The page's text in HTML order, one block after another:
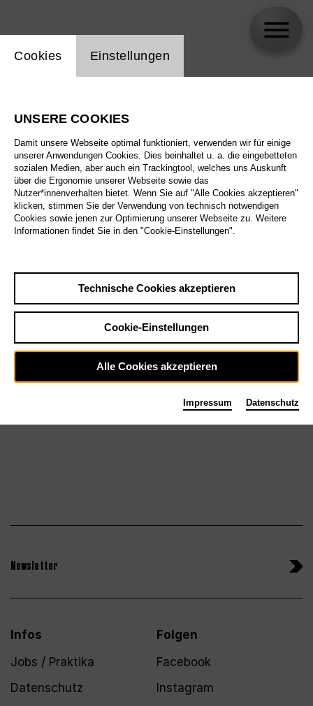
Biographie
Spielplan
Mittwoch aus Licht
Großes Haus
Sa 19.9.26
Sa 26.9.26
So 27.9.26
Newsletter
Infos
Jobs / Praktika
Datenschutz
Folgen
Facebook
Instagram
Einstellung Website Cookie
Cookies Einstellungen
UNSERE COOKIES
Damit unsere Webseite optimal funktioniert, verwenden wir für einige
unserer Anwendungen Cookies. Dies beinhaltet u. a. die eingebetteten
sozialen Medien, aber auch ein Trackingtool, welches uns Auskunft
über die Ergonomie unserer Webseite sowie das
Nutzer*innenverhalten bietet. Wenn Sie auf "Alle Cookies akzeptieren"
klicken, stimmen Sie der Verwendung von technisch notwendigen
Cookies sowie jenen zur Optimierung unserer Webseite zu. Weitere
Informationen findet Sie in den "Cookie-Einstellungen".
Technische Cookies akzeptieren
Cookie-Einstellungen
Alle Cookies akzeptieren
Impressum Datenschutz